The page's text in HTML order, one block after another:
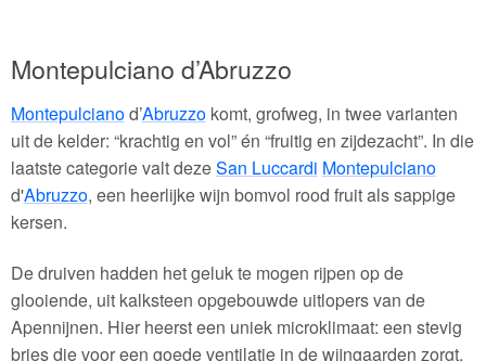
Montepulciano d’Abruzzo
Montepulcianod’Abruzzokomt, grofweg, in twee varianten
uit de kelder: “krachtig en vol” én “fruitig en zijdezacht”. In die
laatste categorie valt dezeSan Luccardi Montepulciano
d'Abruzzo, een heerlijke wijn bomvol rood fruit als sappige
kersen.
De druiven hadden het geluk te mogen rijpen op de
glooiende, uit kalksteen opgebouwde uitlopers van de
Apennijnen. Hier heerst een uniek microklimaat: een stevig
bries die voor een goede ventilatie in de wijngaarden zorgt,